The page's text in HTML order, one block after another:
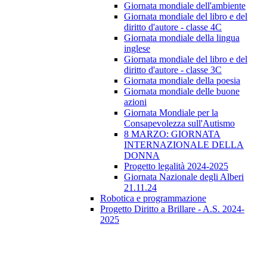
Giornata mondiale dell'ambiente
Giornata mondiale del libro e del
diritto d'autore - classe 4C
Giornata mondiale della lingua
inglese
Giornata mondiale del libro e del
diritto d'autore - classe 3C
Giornata mondiale della poesia
Giornata mondiale delle buone
azioni
Giornata Mondiale per la
Consapevolezza sull'Autismo
8 MARZO: GIORNATA
INTERNAZIONALE DELLA
DONNA
Progetto legalità 2024-2025
Giornata Nazionale degli Alberi
21.11.24
Robotica e programmazione
Progetto Diritto a Brillare - A.S. 2024-
2025